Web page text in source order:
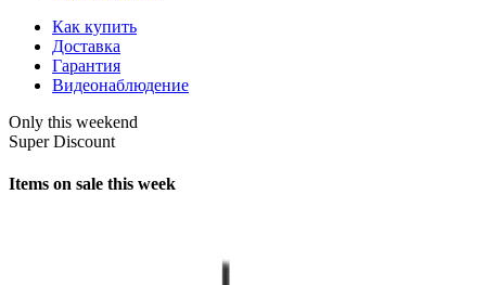
Как купить
Доставка
Гарантия
Видеонаблюдение
Only this weekend
Super Discount
Items on sale this week